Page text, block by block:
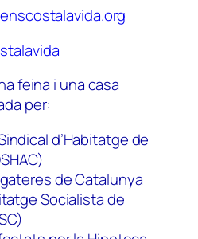
feina i una casa
per:
d’Habitatge de
de Catalunya
Socialista de